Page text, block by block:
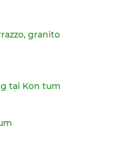
granito
tại Kon tum